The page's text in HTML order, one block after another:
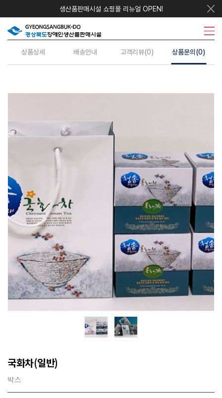
생산품판매시설 쇼핑몰 리뉴얼 OPEN!
우리지역상품 시설안내 주요사업 수의계약 정보센터
국화차(일반)
박스
상품상세 배송안내 고객리뷰(0) 상품문의(0)